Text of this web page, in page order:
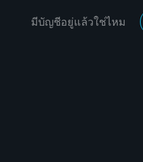
มีบัญชีอยู่แล้วใช่ไหม